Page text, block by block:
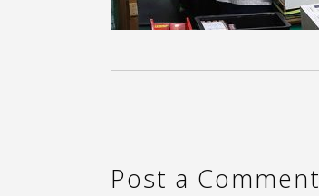
Post a Comment